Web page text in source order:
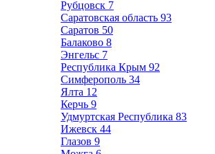
Рубцовск 7
Саратовская область 93
Саратов 50
Балаково 8
Энгельс 7
Республика Крым 92
Симферополь 34
Ялта 12
Керчь 9
Удмуртская Республика 83
Ижевск 44
Глазов 9